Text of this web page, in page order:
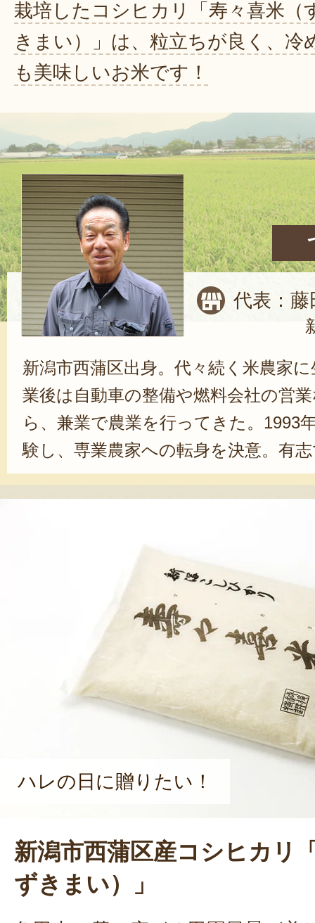
栽培したコシヒカリ「寿々喜米（
きまい）」は、粒立ちが良く、冷
も美味しいお米です！
代表：藤
新潟市西蒲区出身。代々続く米農家
業後は自動車の整備や燃料会社の営
ら、兼業で農業を行ってきた。1993
験し、専業農家への転身を決意。有
イエスアグリプラント」で、米や大
している。また、「自分で作ったも
前身となる「あぐりの里」を設立し
う農産物の販売スタイルを確立させ
物。「やりたいと思ったことを口に
ただけ。いつも周りの仲間が助けて
さんは、人望の厚い情熱溢れる方だ
ハレの日に贈りたい！
新潟市西蒲区産コシヒカリ
ずきまい）」